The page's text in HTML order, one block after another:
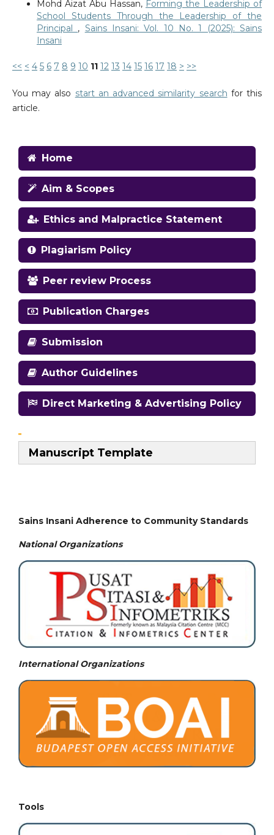
Mohd Aizat Abu Hassan, Forming the Leadership of
School Students Through the Leadership of the
Principal , Sains Insani: Vol. 10 No. 1 (2025): Sains
Insani
<< < 4 5 6 7 8 9 10 11 12 13 14 15 16 17 18 > >>
You may also start an advanced similarity search for this
article.
Home
Aim & Scopes
Ethics and Malpractice Statement
Plagiarism Policy
Peer review Process
Publication Charges
Submission
Author Guidelines
Direct Marketing & Advertising Policy
Manuscript Template
Sains Insani Adherence to Community Standards
National Organizations
International Organizations
Tools